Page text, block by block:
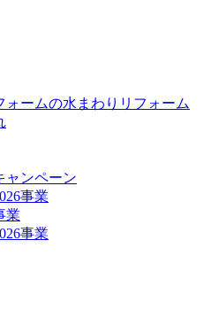
ォームの水まわりリフォーム
ャンペーン
事業
業
事業